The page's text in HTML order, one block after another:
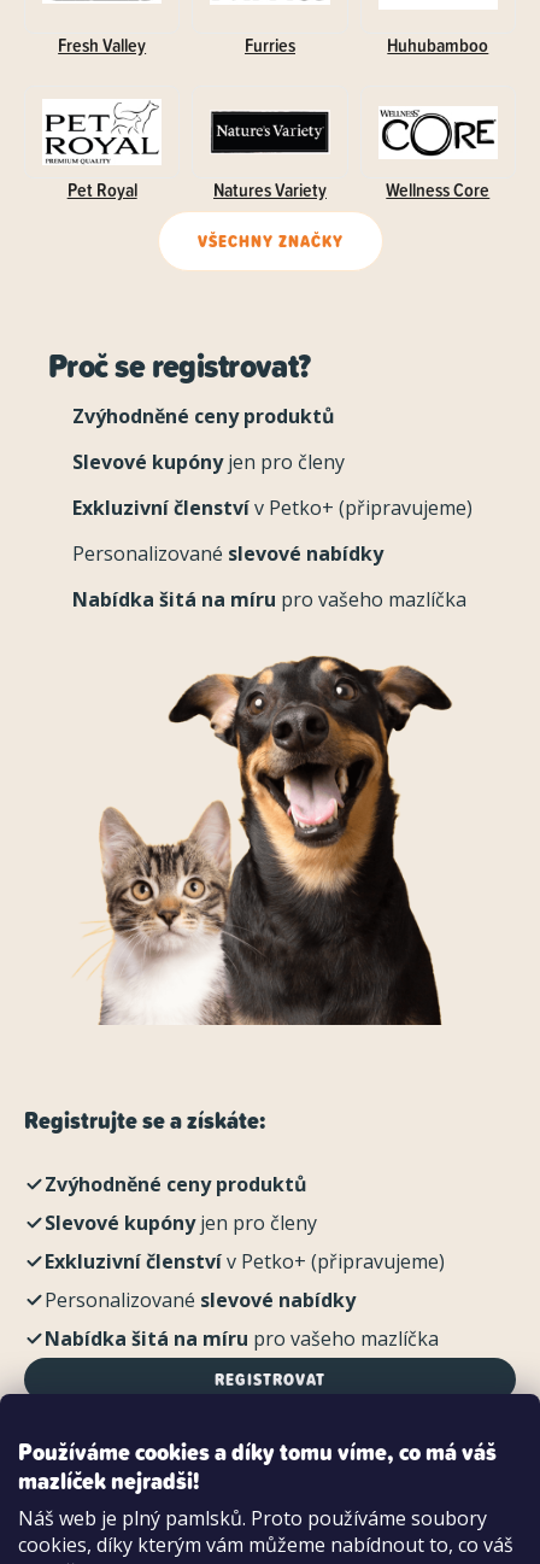
Používáme cookies a díky tomu víme, co má váš
mazlíček nejradši!
Náš web je plný pamlsků. Proto používáme soubory
cookies, díky kterým vám můžeme nabídnout to, co váš
Fresh Valley Furries Huhubamboo
Pet Royal Natures Variety Wellness Core
VŠECHNY ZNAČKY
Proč se registrovat?
Zvýhodněné ceny produktů
Slevové kupónyjen pro členy
Exkluzivní členstvív Petko+ (připravujeme)
Personalizované slevové nabídky
Nabídka šitá na míru pro vašeho mazlíčka
Registrujte se a získáte:
Zvýhodněné ceny produktů
Slevové kupónyjen pro členy
Exkluzivní členstvív Petko+ (připravujeme)
Personalizované slevové nabídky
Nabídka šitá na míru pro vašeho mazlíčka
REGISTROVAT
Možnosti platby:
Dobírkou